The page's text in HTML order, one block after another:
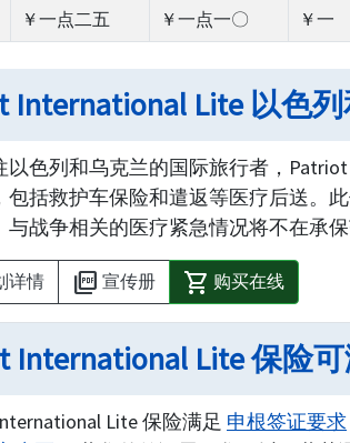
￥一点二五 ￥一点一〇 ￥一
International Lite 以色
以色列和乌克兰的国际旅行者，
包括救护车保险和遣返等医疗后送。
与战争相关的医疗紧急情况将不在承保
详情 picture_as_pdf 宣传册 shopping_cart 购买在线
International Lite 保险
Lite 保险满足 申根签证要求